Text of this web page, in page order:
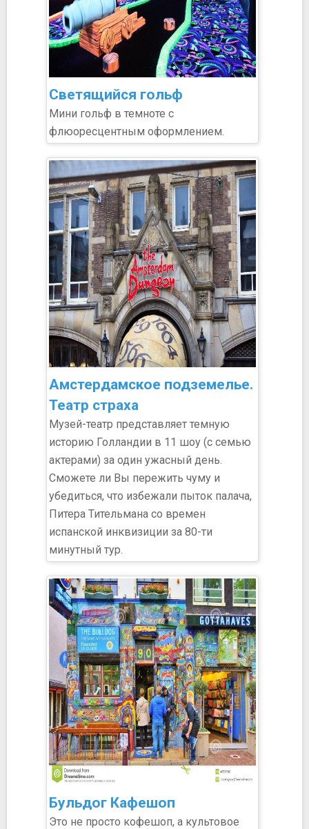
Светящийся гольф
Мини гольф в темноте с
флюоресцентным оформлением.
Амстердамское подземелье.
Театр страха
Музей-театр представляет темную
историю Голландии в 11 шоу (с семью
актерами) за один ужасный день.
Сможете ли Вы пережить чуму и
убедиться, что избежали пыток палача,
Питера Тительмана со времен
испанской инквизиции за 80-ти
минутный тур.
Бульдог Кафешоп
Это не просто кофешоп, а культовое